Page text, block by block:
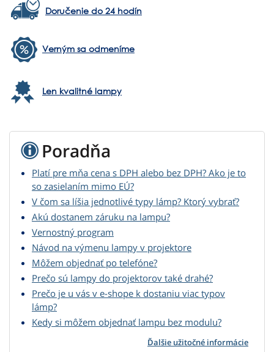
Doručenie do 24 hodín
Verným sa odmeníme
Len kvalitné lampy
Poradňa
Platí pre mňa cena s DPH alebo bez DPH? Ako je to
so zasielaním mimo EÚ?
V čom sa líšia jednotlivé typy lámp? Ktorý vybrať?
Akú dostanem záruku na lampu?
Vernostný program
Návod na výmenu lampy v projektore
Môžem objednať po telefóne?
Prečo sú lampy do projektorov také drahé?
Prečo je u vás v e-shope k dostaniu viac typov
lámp?
Kedy si môžem objednať lampu bez modulu?
Ďalšie užitočné informácie